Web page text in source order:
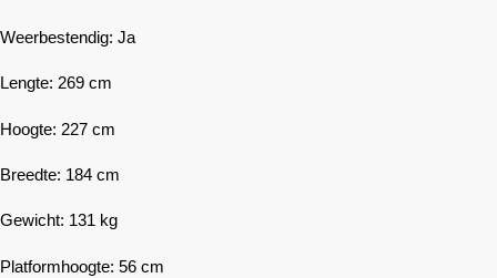
Weerbestendig: Ja
Lengte: 269 cm
Hoogte: 227 cm
Breedte: 184 cm
Gewicht: 131 kg
Platformhoogte: 56 cm